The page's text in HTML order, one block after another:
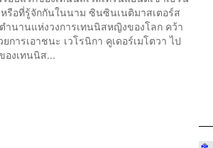
หรือที่รู้จักกันในนาม ซินซินเนติมาสเตอร์ส
ำนานแห่งวงการเทนนิสหญิงของโลก คว้า
ารเอาชนะ เวโรนิกา คูเดอร์เมโตวา ไป
งเทนนิส...